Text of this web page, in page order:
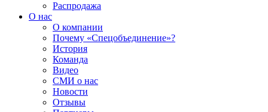
Распродажа
О нас
О компании
Почему «Спецобъединение»?
История
Команда
Видео
СМИ о нас
Новости
Отзывы